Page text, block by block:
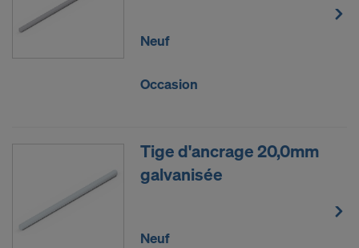
Neuf
Occasion
Tige d'ancrage 20,0mm
galvanisée
Neuf